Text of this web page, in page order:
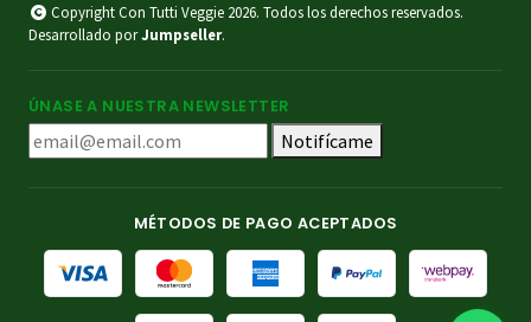
Copyright Con Tutti Veggie 2026. Todos los derechos reservados.
Desarrollado porJumpseller.
ÚNASE A NUESTRA NEWSLETTER
Notifícame
MÉTODOS DE PAGO ACEPTADOS